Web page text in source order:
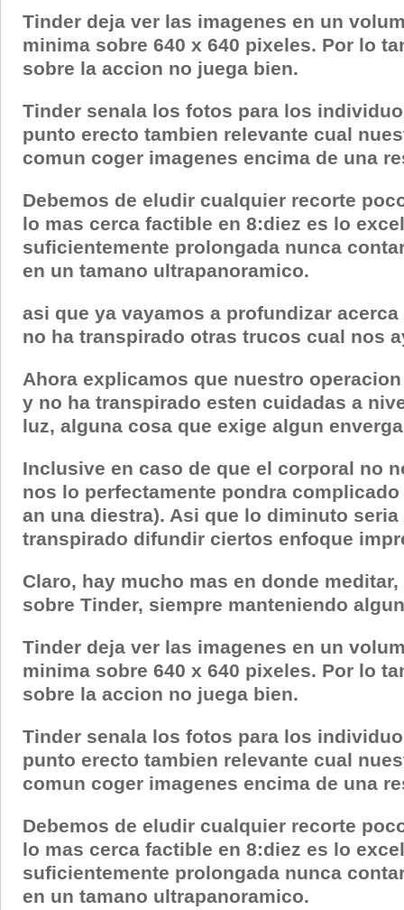
Tinder deja ver las imagenes en un
minima sobre 640 x 640 pixeles. Por lo
sobre la accion no juega bien.
Tinder senala los fotos para los
punto erecto tambien relevante cual
comun coger imagenes encima de una
Debemos de eludir cualquier recorte
lo mas cerca factible en 8:diez es lo
suficientemente prolongada nunca
en un tamano ultrapanoramico.
asi que ya vayamos a profundizar
no ha transpirado otras trucos cual nos
Ahora explicamos que nuestro
y no ha transpirado esten cuidadas a
luz, alguna cosa que exige algun
Inclusive en caso de que el corporal no
nos lo perfectamente pondra
an una diestra). Asi que lo diminuto
transpirado difundir ciertos enfoque
Claro, hay mucho mas en donde
sobre Tinder, siempre manteniendo
Tinder deja ver las imagenes en un
minima sobre 640 x 640 pixeles. Por lo
sobre la accion no juega bien.
Tinder senala los fotos para los
punto erecto tambien relevante cual
comun coger imagenes encima de una
Debemos de eludir cualquier recorte
lo mas cerca factible en 8:diez es lo
suficientemente prolongada nunca
en un tamano ultrapanoramico.